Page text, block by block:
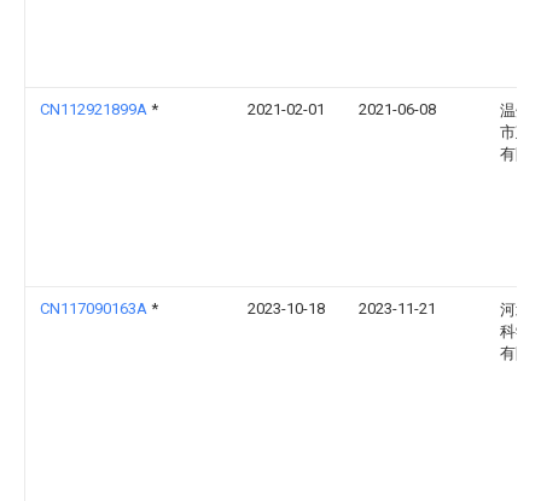
CN112921899A * 2021-02-01 2021-06-08
温州
市政
有限
CN117090163A * 2023-10-18 2023-11-21
河北
科学
有限